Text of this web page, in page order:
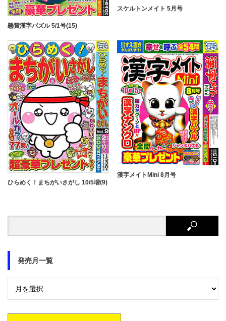
懸賞漢字パズル 5/1号(15)
スケルトンメイト 5月号
ひらめく！まちがいさがし 10/5増(9)
漢字メイトMini 8月号
発売月一覧